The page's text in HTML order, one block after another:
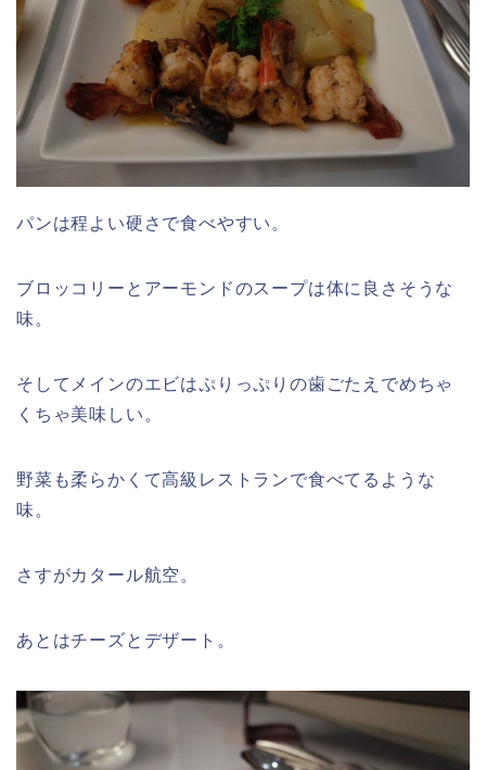
パンは程よい硬さで食べやすい。
ブロッコリーとアーモンドのスープは体に良さそうな
味。
そしてメインのエビはぷりっぷりの歯ごたえでめちゃ
くちゃ美味しい。
野菜も柔らかくて高級レストランで食べてるような
味。
さすがカタール航空。
あとはチーズとデザート。